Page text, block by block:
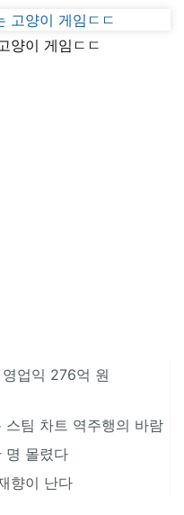
양이 게임ㄷㄷ
업익 276억 원
팀 차트 역주행의 바람
명 몰렸다
향이 난다